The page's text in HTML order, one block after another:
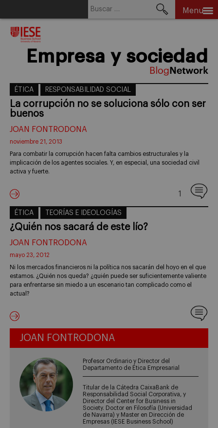
Menu
Empresa y sociedad
ÉTICA RESPONSABILIDAD SOCIAL
La corrupción no se soluciona sólo con ser
buenos
JOAN FONTRODONA
noviembre 21, 2013
Para combatir la corrupción hacen falta cambios estructurales y la
implicación de los agentes sociales. Y, en especial, una sociedad civil
activa y fuerte.
1
ÉTICA TEORÍAS E IDEOLOGÍAS
¿Quién nos sacará de este lío?
JOAN FONTRODONA
mayo 23, 2012
Ni los mercados financieros ni la política nos sacarán del hoyo en el que
estamos. ¿Quién nos queda? ¿quién puede ser suficientemente valiente
para enfrentarse sin miedo a un escenario tan complicado como el
actual?
JOAN FONTRODONA
Profesor Ordinario y Director del
Departamento de Ética Empresarial
Titular de la Cátedra CaixaBank de
Responsabilidad Social Corporativa, y
Director del Center for Business in
Society. Doctor en Filosofía (Universidad
de Navarra) y Master en Dirección de
Empresas (IESE Business School)